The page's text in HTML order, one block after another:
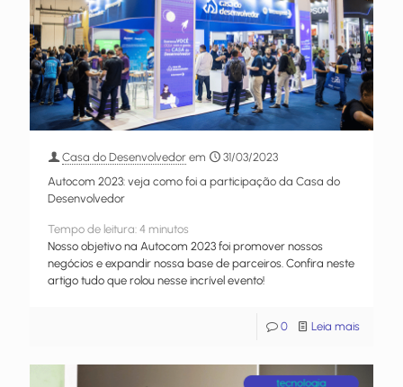
Casa do Desenvolvedor em
31/03/2023
Autocom 2023: veja como foi a participação da Casa do
Desenvolvedor
Tempo de leitura: 4 minutos
Nosso objetivo na Autocom 2023 foi promover nossos
negócios e expandir nossa base de parceiros. Confira neste
artigo tudo que rolou nesse incrível evento!
0 Leia mais